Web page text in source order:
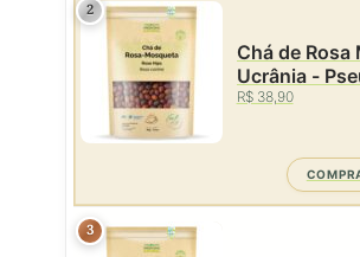
2
Chá de
Ucrânia -
R$ 38,90
3